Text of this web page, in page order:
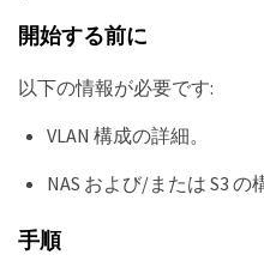
開始する前に
以下の情報が必要です:
VLAN 構成の詳細。
NAS および/または S3 の
手順